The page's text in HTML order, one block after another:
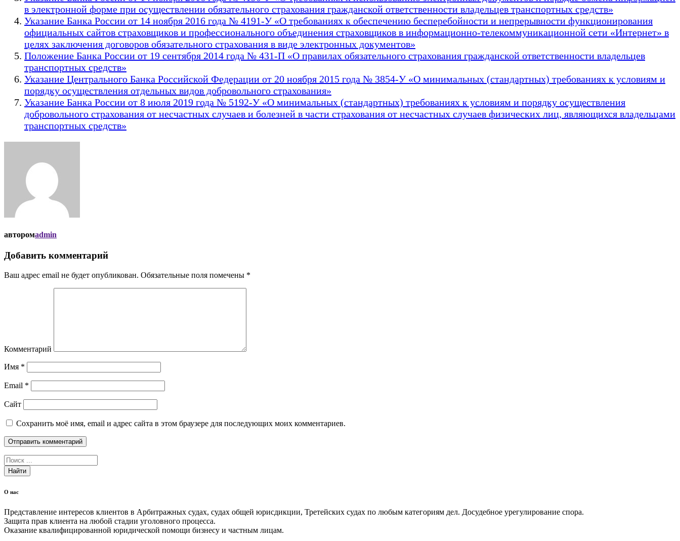
в электронной форме при осуществлении обязательного страхования гражданской ответственности владельцев транспортных средств»
Указание Банка России от 14 ноября 2016 года № 4191-У «О требованиях к обеспечению бесперебойности и непрерывности функционирования
официальных сайтов страховщиков и профессионального объединения страховщиков в информационно-телекоммуникационной сети «Интернет» в
целях заключения договоров обязательного страхования в виде электронных документов»
Положение Банка России от 19 сентября 2014 года № 431-П «О правилах обязательного страхования гражданской ответственности владельцев
транспортных средств»
Указание Центрального Банка Российской Федерации от 20 ноября 2015 года № 3854-У «О минимальных (стандартных) требованиях к условиям и
порядку осуществления отдельных видов добровольного страхования»
Указание Банка России от 8 июля 2019 года № 5192-У «О минимальных (стандартных) требованиях к условиям и порядку осуществления
добровольного страхования от несчастных случаев и болезней в части страхования от несчастных случаев физических лиц, являющихся владельцами
транспортных средств»
авторомadmin
Добавить комментарий
Ваш адрес email не будет опубликован. Обязательные поля помечены *
Комментарий
Имя *
Email *
Сайт
Сохранить моё имя, email и адрес сайта в этом браузере для последующих моих комментариев.
Найти
О нас
Представление интересов клиентов в Арбитражных судах, судах общей юрисдикции, Третейских судах по любым категориям дел. Досудебное урегулирование спора.
Защита прав клиента на любой стадии уголовного процесса.
Оказание квалифицированной юридической помощи бизнесу и частным лицам.